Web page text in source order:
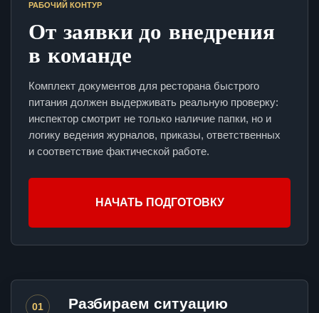
РАБОЧИЙ КОНТУР
От заявки до внедрения
в команде
Комплект документов для ресторана быстрого
питания должен выдерживать реальную проверку:
инспектор смотрит не только наличие папки, но и
логику ведения журналов, приказы, ответственных
и соответствие фактической работе.
НАЧАТЬ ПОДГОТОВКУ
01 Разбираем ситуацию